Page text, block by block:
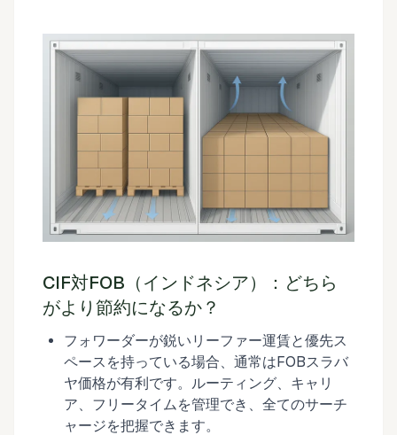
CIF対FOB（インドネシア）：どちら
がより節約になるか？
フォワーダーが鋭いリーファー運賃と優先ス
ペースを持っている場合、通常はFOBスラバ
ヤ価格が有利です。ルーティング、キャリ
ア、フリータイムを管理でき、全てのサーチ
ャージを把握できます。